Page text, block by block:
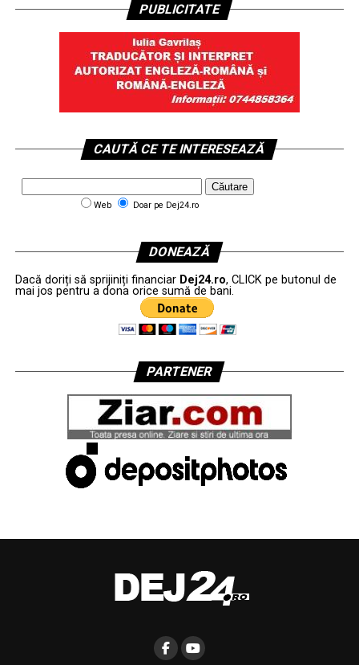
PUBLICITATE
CAUTĂ CE TE INTERESEAZĂ
Web Doar pe Dej24.ro
DONEAZĂ
Dacă doriți să sprijiniți financiar Dej24.ro, CLICK pe butonul de
mai jos pentru a dona orice sumă de bani.
PARTENER